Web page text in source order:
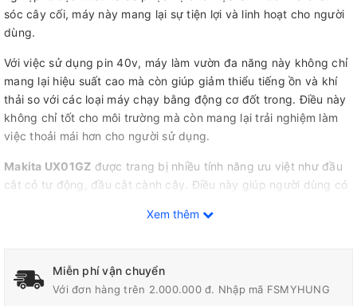
sóc cây cối, máy này mang lại sự tiện lợi và linh hoạt cho người
dùng.
Với việc sử dụng pin 40v, máy làm vườn đa năng này không chỉ
mang lại hiệu suất cao mà còn giúp giảm thiểu tiếng ồn và khí
thải so với các loại máy chạy bằng động cơ đốt trong. Điều này
không chỉ tốt cho môi trường mà còn mang lại trải nghiệm làm
việc thoải mái hơn cho người sử dụng.
Makita UX01GZ được trang bị nhiều tính năng ưu việt như đầu
cắt cỏ tự động, đầu cắt cành cây. Điều này giúp người dùng có
nhất, tiết kiệm thời gian và công sức.
giúp người sử dụng có thể di chuyển dễ dàng và sử dụng trong
thời gian dài mà không gặp mệt mỏi. Bộ pin dung lượng cao
Xem thêm
Miễn phí vận chuyển
Với đơn hàng trên 2.000.000 đ. Nhập mã FSMYHUNG